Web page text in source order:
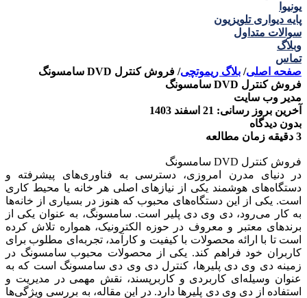
یونیوا
پایه دیواری تلویزیون
سوالات متداول
وبلاگ
تماس
صفحه اصلی/ بلاگ ریموتچی/ فروش کنترل DVD سامسونگ
فروش کنترل DVD سامسونگ
مدیر وب سایت
آخرین بروز رسانی: 21 اسفند 1403
بدون دیدگاه
3 دقیقه زمان مطالعه
فروش کنترل DVD سامسونگ
در دنیای مدرن امروزی، دسترسی به فناوری‌های پیشرفته و
دستگاه‌های هوشمند یکی از نیازهای اصلی هر خانه یا محیط کاری
است. یکی از این دستگاه‌های محبوب که هنوز در بسیاری از خانه‌ها
به کار می‌رود، دی وی دی پلیر است. سامسونگ، به عنوان یکی از
برندهای معتبر و معروف در حوزه الکترونیک، همواره تلاش کرده
است تا با ارائه محصولات با کیفیت و کارآمد، تجربه‌ای مطلوب برای
کاربران خود فراهم کند. یکی از محصولات محبوب سامسونگ در
زمینه دی وی دی پلیرها، کنترل دی وی دی سامسونگ است که به
عنوان وسیله‌ای کاربردی و کاربرپسند، نقش مهمی در مدیریت و
استفاده از دی وی دی پلیرها دارد. در این مقاله، به بررسی ویژگی‌ها